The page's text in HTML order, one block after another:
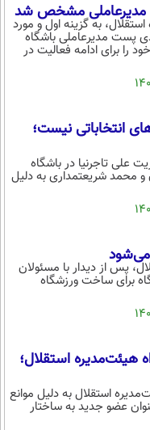
مدیرعاملی مشخص شد
به گزینه اول و مورد
پست مدیرعاملی باشگاه
برای ادامه فعالیت در
انتخاباتی نیست؛
علی تاجرنیا در باشگاه
و محمد شریعتمداری به دلیل
پس از دیدار با مسئولان
برای ساخت ورزشگاه
هیئت‌مدیره استقلال؛
استقلال به دلیل موانع
عضو جدید به ساختار